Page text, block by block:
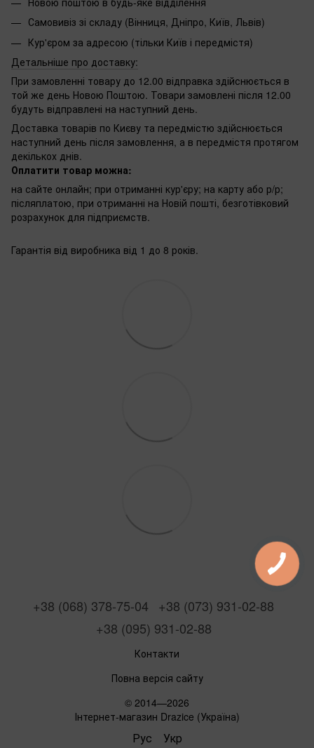
Самовивіз зі складу (Вінниця, Дніпро, Київ, Львів)
Кур'єром за адресою (тільки Київ і передмістя)
Детальніше про доставку:
При замовленні товару до 12.00 відправка здійснюється в
той же день Новою Поштою. Товари замовлені після 12.00
будуть відправлені на наступний день.
Доставка товарів по Києву та передмістю здійснюється
наступний день після замовлення, а в передмістя протягом
декількох днів.
Оплатити товар можна:
на сайте онлайн; при отриманні кур'єру; на карту або р/р;
післяплатою, при отриманні на Новій пошті, безготівковий
розрахунок для підприємств.
Гарантія від виробника від 1 до 8 років.
+38 (068) 378-75-04
+38 (073) 931-02-88
+38 (095) 931-02-88
Контакти
Повна версія сайту
© 2014—2026
Інтернет-магазин Drazice (Україна)
Рус Укр